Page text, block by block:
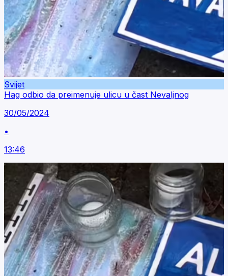
Svijet
Hag odbio da preimenuje ulicu u čast Nevaljnog
30/05/2024
•
13:46